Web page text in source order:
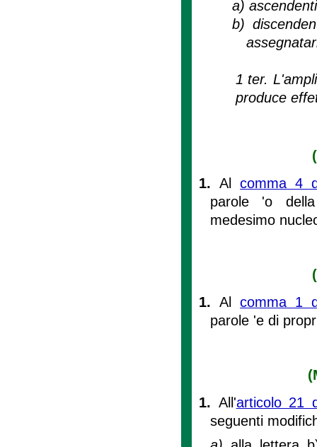
a)
b)
1 ter.
produce
1.Alcomma 4
parole 'o
medesimo
1.Alcomma 1
parole 'e di
1. All'articolo 21
seguenti